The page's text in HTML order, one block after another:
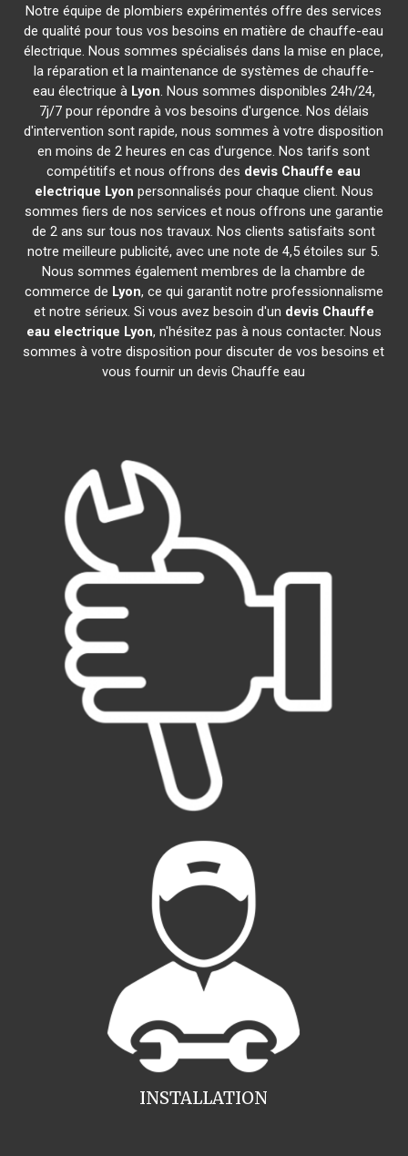
Notre équipe de plombiers expérimentés offre des services
de qualité pour tous vos besoins en matière de chauffe-eau
électrique. Nous sommes spécialisés dans la mise en place,
la réparation et la maintenance de systèmes de chauffe-
eau électrique à Lyon. Nous sommes disponibles 24h/24,
7j/7 pour répondre à vos besoins d'urgence. Nos délais
d'intervention sont rapide, nous sommes à votre disposition
en moins de 2 heures en cas d'urgence. Nos tarifs sont
compétitifs et nous offrons des devis Chauffe eau
electrique Lyon personnalisés pour chaque client. Nous
sommes fiers de nos services et nous offrons une garantie
de 2 ans sur tous nos travaux. Nos clients satisfaits sont
notre meilleure publicité, avec une note de 4,5 étoiles sur 5.
Nous sommes également membres de la chambre de
commerce de Lyon, ce qui garantit notre professionnalisme
et notre sérieux. Si vous avez besoin d'un devis Chauffe
eau electrique Lyon, n'hésitez pas à nous contacter. Nous
sommes à votre disposition pour discuter de vos besoins et
vous fournir un devis Chauffe eau
INSTALLATION